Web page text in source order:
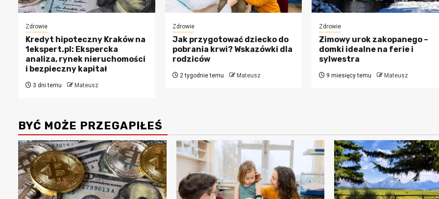
Zdrowie
Kredyt hipoteczny Kraków na
1ekspert.pl: Ekspercka
analiza, rynek nieruchomości
i bezpieczny kapitał
3 dni temu Mateusz
Zdrowie
Jak przygotować dziecko do
pobrania krwi? Wskazówki dla
rodziców
2 tygodnie temu Mateusz
Zdrowie
Zimowy urok zakopanego –
domki idealne na ferie i
sylwestra
9 miesięcy temu Mateusz
BYĆ MOŻE PRZEGAPIŁEŚ